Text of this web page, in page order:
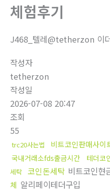
체험후기
J468_텔레@tetherzon 이
작성자
tetherzon
작성일
2026-07-08 20:47
조회
55
trc20사는법 비트코인판매사이
국내거래소fds출금시간 테더코
세탁 코인돈세탁 비트코인현
체 알리페이테더구입